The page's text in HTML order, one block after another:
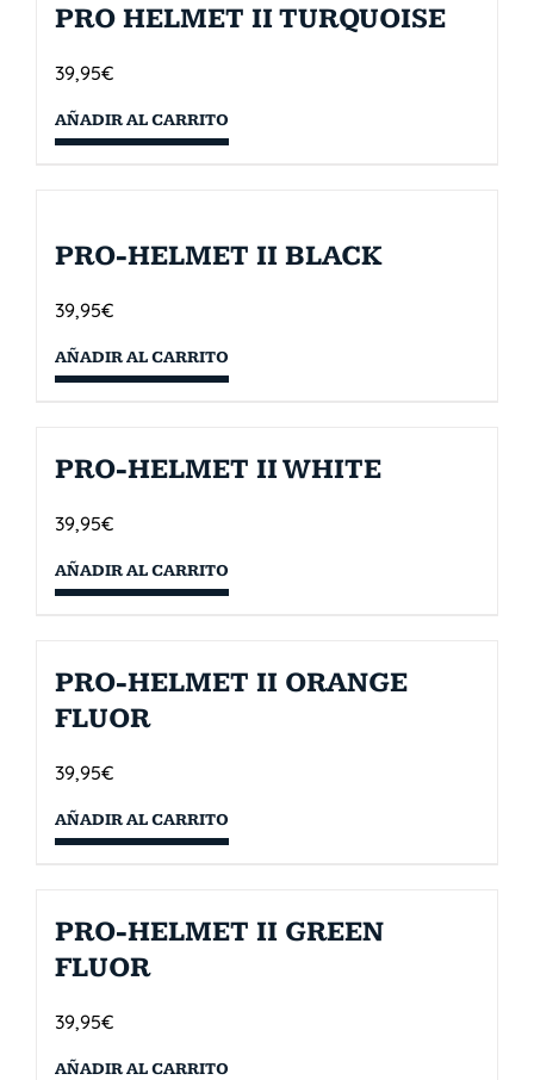
PRO HELMET II TURQUOISE
39,95€
AÑADIR AL CARRITO
PRO-HELMET II BLACK
39,95€
AÑADIR AL CARRITO
PRO-HELMET II WHITE
39,95€
AÑADIR AL CARRITO
PRO-HELMET II ORANGE
FLUOR
39,95€
AÑADIR AL CARRITO
PRO-HELMET II GREEN
FLUOR
39,95€
AÑADIR AL CARRITO